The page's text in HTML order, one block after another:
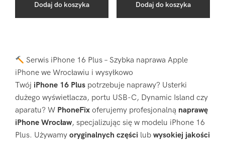
Dodaj do koszyka Dodaj do koszyka
Serwis iPhone 16 Plus – Szybka naprawa Apple
iPhone we Wrocławiu i wysyłkowo
Twój iPhone 16 Plus potrzebuje naprawy? Usterki
dużego wyświetlacza, portu USB-C, Dynamic Island czy
aparatu? W PhoneFix oferujemy profesjonalną naprawę
iPhone Wrocław, specjalizując się w modelu iPhone 16
Plus. Używamy oryginalnych części lub wysokiej jakości